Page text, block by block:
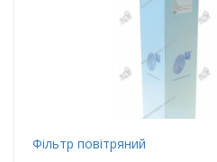
Фільтр повітряний